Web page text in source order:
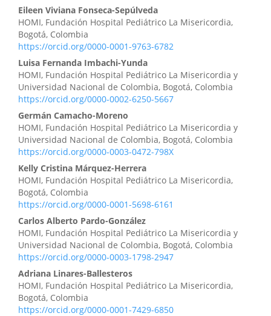
Contenido
principal
del
artículo
Eileen Viviana Fonseca-Sepúlveda
HOMI, Fundación Hospital Pediátrico La Misericordia,
Bogotá, Colombia
https://orcid.org/0000-0001-9763-6782
Luisa Fernanda Imbachi-Yunda
HOMI, Fundación Hospital Pediátrico La Misericordia y
Universidad Nacional de Colombia, Bogotá, Colombia
https://orcid.org/0000-0002-6250-5667
Germán Camacho-Moreno
HOMI, Fundación Hospital Pediátrico La Misericordia y
Universidad Nacional de Colombia, Bogotá, Colombia
https://orcid.org/0000-0003-0472-798X
Kelly Cristina Márquez-Herrera
HOMI, Fundación Hospital Pediátrico La Misericordia,
Bogotá, Colombia
https://orcid.org/0000-0001-5698-6161
Carlos Alberto Pardo-González
HOMI, Fundación Hospital Pediátrico La Misericordia y
Universidad Nacional de Colombia, Bogotá, Colombia
https://orcid.org/0000-0003-1798-2947
Adriana Linares-Ballesteros
HOMI, Fundación Hospital Pediátrico La Misericordia,
Bogotá, Colombia
https://orcid.org/0000-0001-7429-6850